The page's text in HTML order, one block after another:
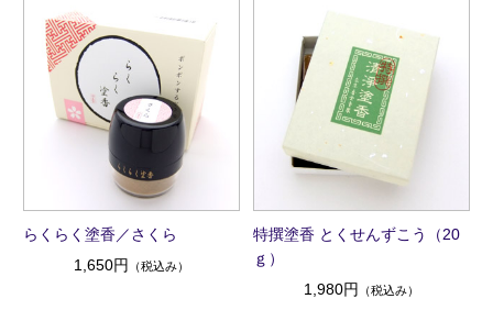
らくらく塗香／さくら
1,650円 （税込み）
特撰塗香 とくせんずこう（20
ｇ）
1,980円
（税込み）